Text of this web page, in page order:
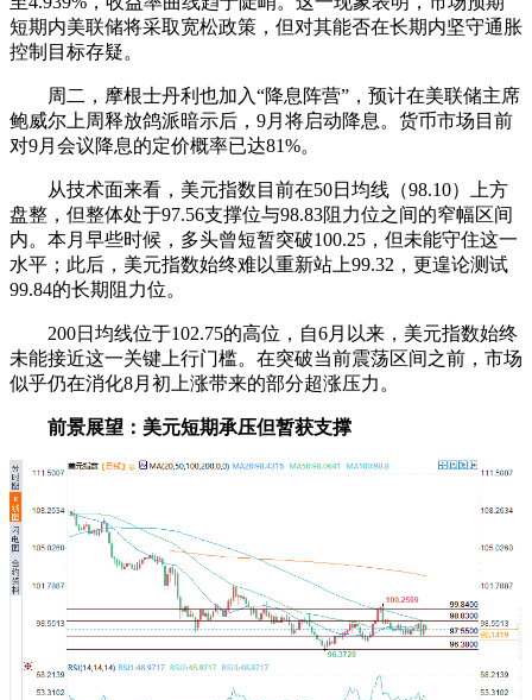
短期内美联储将采取宽松政策，但对其能否在长期内坚守通胀
控制目标存疑。
周二，摩根士丹利也加入“降息阵营”，预计在美联储主席
鲍威尔上周释放鸽派暗示后，9月将启动降息。货币市场目前
对9月会议降息的定价概率已达81%。
从技术面来看，美元指数目前在50日均线（98.10）上方
盘整，但整体处于97.56支撑位与98.83阻力位之间的窄幅区间
内。本月早些时候，多头曾短暂突破100.25，但未能守住这一
水平；此后，美元指数始终难以重新站上99.32，更遑论测试
99.84的长期阻力位。
200日均线位于102.75的高位，自6月以来，美元指数始终
未能接近这一关键上行门槛。在突破当前震荡区间之前，市场
似乎仍在消化8月初上涨带来的部分超涨压力。
前景展望：美元短期承压但暂获支撑